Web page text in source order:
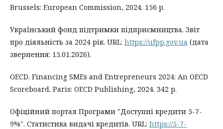
Brussels: European Commission, 2024. 156 p.
Український фонд підтримки підприємництва. Звіт
про діяльність за 2024 рік. URL: https://ufpp.gov.ua (дата
звернення: 15.01.2026).
OECD. Financing SMEs and Entrepreneurs 2024: An OECD
Scoreboard. Paris: OECD Publishing, 2024. 342 p.
Офіційний портал Програми "Доступні кредити 5-7-
9%". Статистика видачі кредитів. URL: https://5-7-